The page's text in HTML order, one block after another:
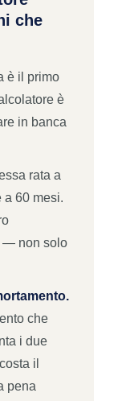
che
è il primo
è
in banca
rata a
a 60 mesi.
— non solo
che
i due
il
pena